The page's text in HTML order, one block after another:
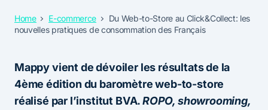
Home E-commerce
Du Web-to-Store au Click&Collect: les
nouvelles pratiques de consommation des Français
Mappy vient de dévoiler les résultats de la
4ème édition du baromètre web-to-store
réalisé par l’institut BVA.ROPO, showrooming,